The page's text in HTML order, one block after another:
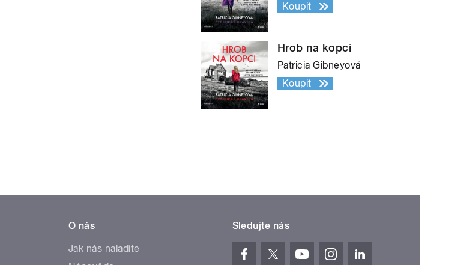
Koupit
Hrob na kopci
Patricia Gibneyová
Koupit
O nás
Jak nás naladíte
Sledujte nás